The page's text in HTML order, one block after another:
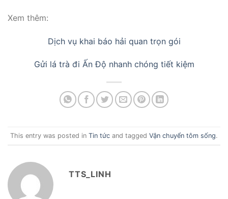
Xem thêm:
Dịch vụ khai báo hải quan trọn gói
Gửi lá trà đi Ấn Độ nhanh chóng tiết kiệm
This entry was posted in Tin tức and tagged Vận chuyển tôm sống.
TTS_LINH